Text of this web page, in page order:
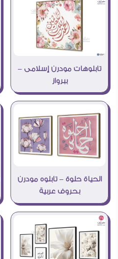
تابلوهات مودرن إسلامى –
ببرواز
الحياة حلوة – تابلوه مودرن
بحروف عربية